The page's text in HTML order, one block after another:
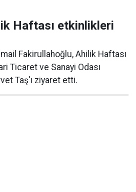
Haftası etkinlikleri
Fakirullahoğlu, Ahilik Haftası
Ticaret ve Sanayi Odası
Taş'ı ziyaret etti.